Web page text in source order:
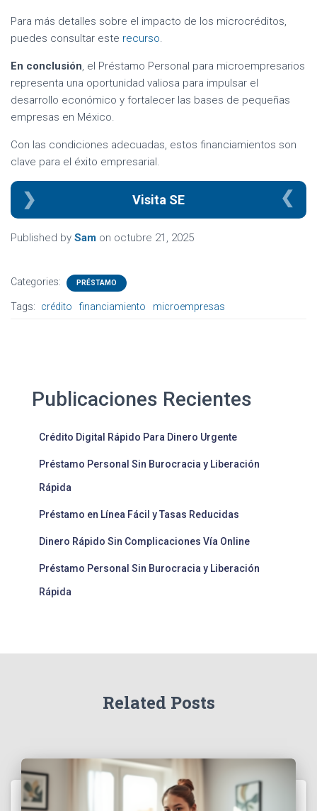
Para más detalles sobre el impacto de los microcréditos,
puedes consultar este recurso.
En conclusión, el Préstamo Personal para microempresarios
representa una oportunidad valiosa para impulsar el
desarrollo económico y fortalecer las bases de pequeñas
empresas en México.
Con las condiciones adecuadas, estos financiamientos son
clave para el éxito empresarial.
Visita SE
Published by Sam on octubre 21, 2025
Categories: PRÉSTAMO
Tags: crédito financiamiento microempresas
Publicaciones Recientes
Crédito Digital Rápido Para Dinero Urgente
Préstamo Personal Sin Burocracia y Liberación
Rápida
Préstamo en Línea Fácil y Tasas Reducidas
Dinero Rápido Sin Complicaciones Vía Online
Préstamo Personal Sin Burocracia y Liberación
Rápida
Related Posts